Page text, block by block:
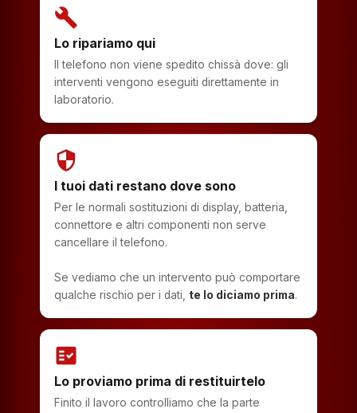
build
Lo ripariamo qui
Il telefono non viene spedito chissà dove: gli
interventi vengono eseguiti direttamente in
laboratorio.
security
I tuoi dati restano dove sono
Per le normali sostituzioni di display, batteria,
connettore e altri componenti non serve
cancellare il telefono.
Se vediamo che un intervento può comportare
qualche rischio per i dati, te lo diciamo prima.
fact_check
Lo proviamo prima di restituirtelo
Finito il lavoro controlliamo che la parte